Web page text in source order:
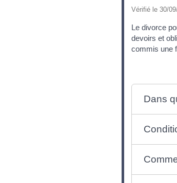
Vérifié le 30/
Le divorce
devoirs et
commis une
Dans